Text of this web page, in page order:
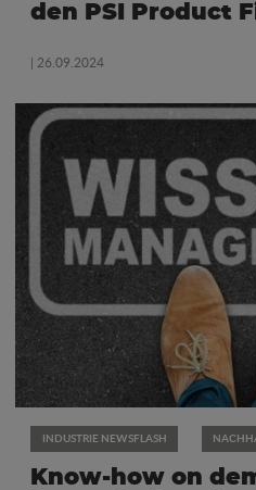
den PSI Product
| 26.09.2024
INDUSTRIE NEWSFLASH
Know-how on